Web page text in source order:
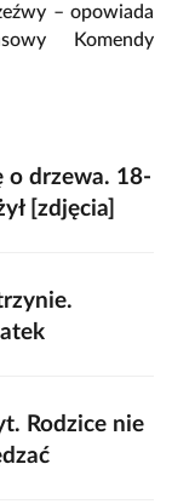
– opowiada
Komendy
o drzewa. 18-
[zdjęcia]
Rodzice nie